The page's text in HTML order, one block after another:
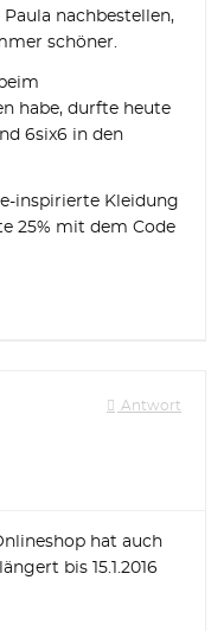
nachbestellen,
schöner.
habe, durfte heute
6six6 in den
inspirierte Kleidung
25% mit dem Code
Antwort
hat auch
bis 15.1.2016